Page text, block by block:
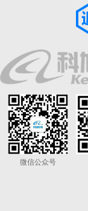
微信公众号